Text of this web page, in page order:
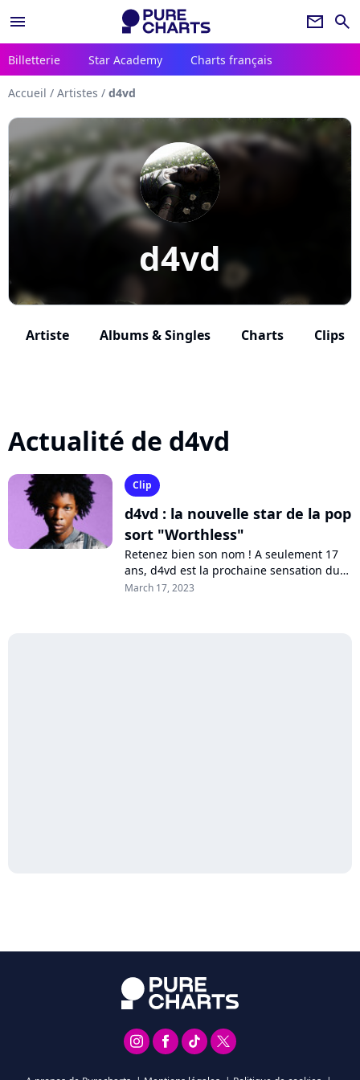
menu newsletter search
Billetterie Star Academy Charts français
Accueil / Artistes / d4vd
d4vd
Artiste Albums & Singles Charts Clips
Actualité de d4vd
Clip
d4vd : la nouvelle star de la pop
sort "Worthless"
Retenez bien son nom ! A seulement 17
ans, d4vd est la prochaine sensation du
pop-rock alternatif. A la tête d'un
March 17, 2023